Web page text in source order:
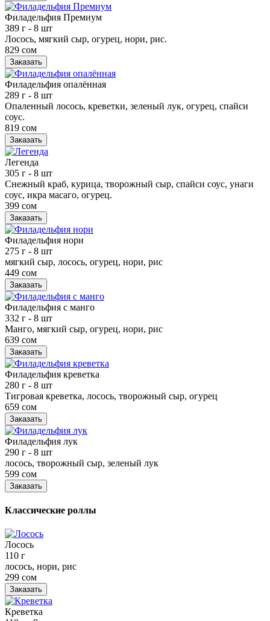
Филадельфия Премиум
389 г - 8 шт
Лосось, мягкий сыр, огурец, нори, рис.
829 сом
Заказать
Филадельфия опалённая
289 г - 8 шт
Опаленный лосось, креветки, зеленый лук, огурец, спайси
соус.
819 сом
Заказать
Легенда
305 г - 8 шт
Снежный краб, курица, творожный сыр, спайси соус, унаги
соус, икра масаго, огурец.
399 сом
Заказать
Филадельфия нори
275 г - 8 шт
мягкий сыр, лосось, огурец, нори, рис
449 сом
Заказать
Филадельфия с манго
332 г - 8 шт
Манго, мягкий сыр, огурец, нори, рис
639 сом
Заказать
Филадельфия креветка
280 г - 8 шт
Тигровая креветка, лосось, творожный сыр, огурец
659 сом
Заказать
Филадельфия лук
290 г - 8 шт
лосось, творожный сыр, зеленый лук
599 сом
Заказать
Классические роллы
Лосось
110 г
лосось, нори, рис
299 сом
Заказать
Креветка